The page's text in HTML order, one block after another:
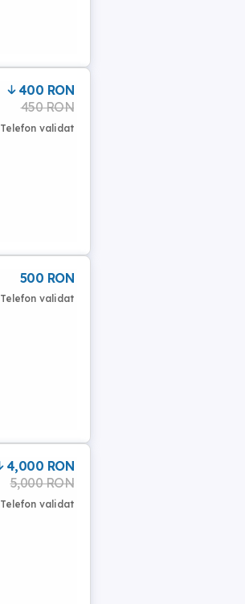
400 RON
450 RON
Telefon validat
500 RON
Telefon validat
4,000 RON
5,000 RON
Telefon validat